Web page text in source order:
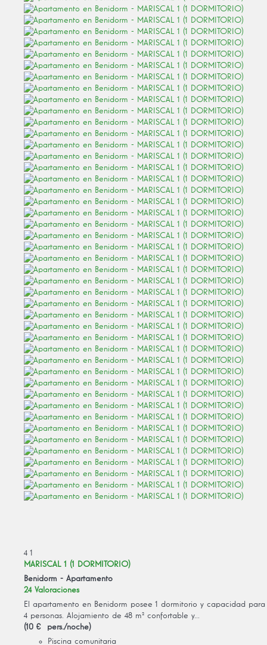
4 1
MARISCAL 1 (1 DORMITORIO)
Benidorm - Apartamento
24 Valoraciones
El apartamento en Benidorm posee 1 dormitorio y capacidad para
4 personas. Alojamiento de 48 m² confortable y...
(10 € pers./noche)
Piscina comunitaria